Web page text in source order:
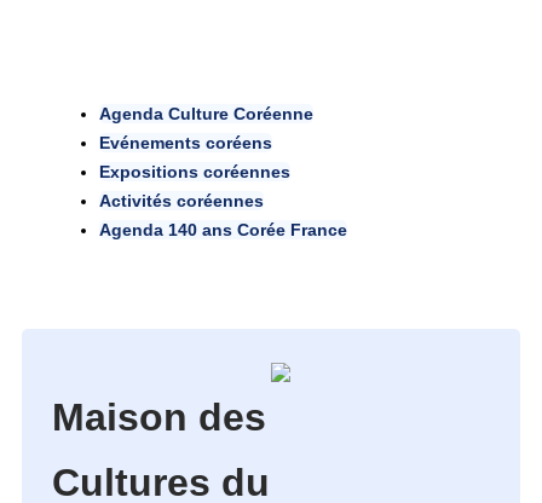
Agenda Culture Coréenne
Evénements coréens
Expositions coréennes
Activités coréennes
Agenda 140 ans Corée France
Maison des
Cultures du